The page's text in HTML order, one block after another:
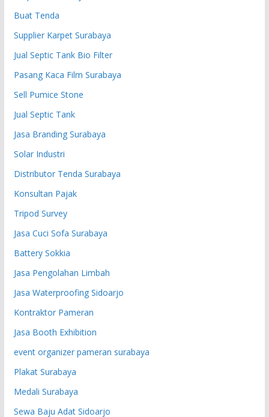
Buat Tenda
Supplier Karpet Surabaya
Jual Septic Tank Bio Filter
Pasang Kaca Film Surabaya
Sell Pumice Stone
Jual Septic Tank
Jasa Branding Surabaya
Solar Industri
Distributor Tenda Surabaya
Konsultan Pajak
Tripod Survey
Jasa Cuci Sofa Surabaya
Battery Sokkia
Jasa Pengolahan Limbah
Jasa Waterproofing Sidoarjo
Kontraktor Pameran
Jasa Booth Exhibition
event organizer pameran surabaya
Plakat Surabaya
Medali Surabaya
Sewa Baju Adat Sidoarjo